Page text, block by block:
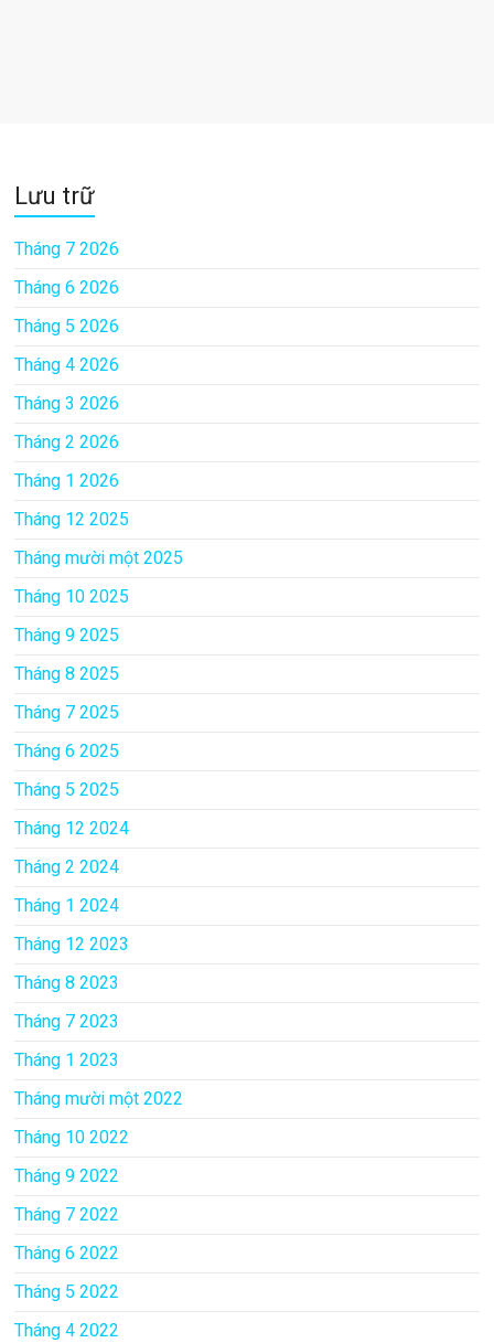
Lưu trữ
Tháng 7 2026
Tháng 6 2026
Tháng 5 2026
Tháng 4 2026
Tháng 3 2026
Tháng 2 2026
Tháng 1 2026
Tháng 12 2025
Tháng mười một 2025
Tháng 10 2025
Tháng 9 2025
Tháng 8 2025
Tháng 7 2025
Tháng 6 2025
Tháng 5 2025
Tháng 12 2024
Tháng 2 2024
Tháng 1 2024
Tháng 12 2023
Tháng 8 2023
Tháng 7 2023
Tháng 1 2023
Tháng mười một 2022
Tháng 10 2022
Tháng 9 2022
Tháng 7 2022
Tháng 6 2022
Tháng 5 2022
Tháng 4 2022